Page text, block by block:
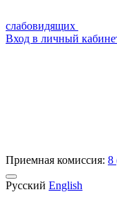
слабовидящих
Вход в личный
Приемная комиссия: 8
Русский English